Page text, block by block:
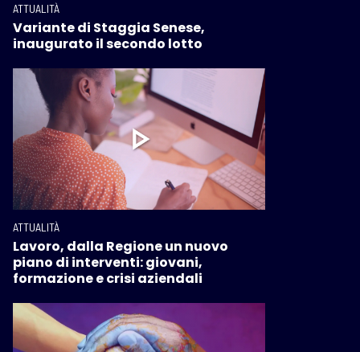
ATTUALITÀ
Variante di Staggia Senese,
inaugurato il secondo lotto
ATTUALITÀ
Lavoro, dalla Regione un nuovo
piano di interventi: giovani,
formazione e crisi aziendali